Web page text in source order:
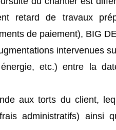
de travaux
de paiement), BIG
intervenues
etc.) entre la
aux torts du client,
administratifs) ainsi